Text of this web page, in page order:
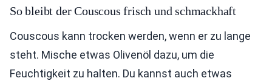
So bleibt der Couscous frisch und schmackhaft
Couscous kann trocken werden, wenn er zu lange
steht. Mische etwas Olivenöl dazu, um die
Feuchtigkeit zu halten. Du kannst auch etwas